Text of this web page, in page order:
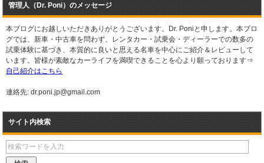
管理人（Dr. Poni）のメッセージ
本ブログにお越しいただきありがとうございます。Dr. Poniと申します。本ブロ
グでは、新車・中古車を問わず、レンタカー・試乗会・ディーラーでの数多の
試乗体験に基づき、本質的に良いと思える名車を中心にご紹介＆レビューして
います。皆様が素敵なカーライフを満喫できることを心より願っております⇒
自己紹介はこちら
連絡先: dr.poni.jp@gmail.com
サイト内検索